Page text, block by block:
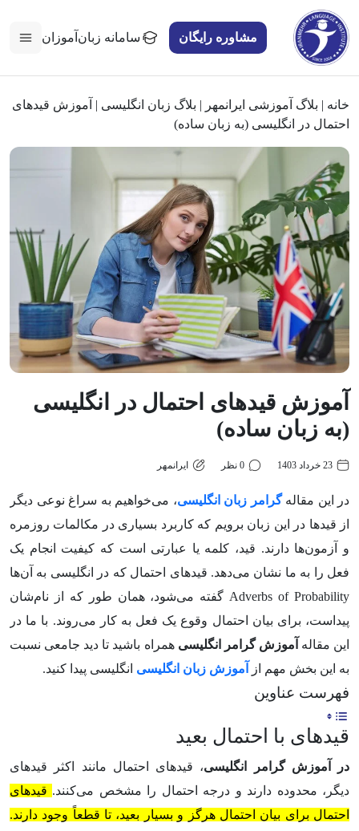
مشاوره رایگان سامانه زبان‌آموزان
خانه | بلاگ آموزشی ایرانمهر | بلاگ زبان انگلیسی | آموزش قیدهای
احتمال در انگلیسی (به زبان ساده)
آموزش قیدهای احتمال در انگلیسی
(به زبان ساده)
23 خرداد 1403 0 نظر ایرانمهر
در این مقالهگرامر زبان انگلیسی، می‌خواهیم به سراغ نوعی دیگر
از قیدها در این زبان برویم که کاربرد بسیاری در مکالمات روزمره
و آزمون‌ها دارند. قید، کلمه یا عبارتی است که کیفیت انجام یک
فعل را به ما نشان می‌دهد. قید‌های احتمال که در انگلیسی به آن‌ها
Adverbs of Probability گفته می‌شود، همان طور که از نام‌شان
پیداست، برای بیان احتمال وقوع یک فعل به کار می‌روند. با ما در
این مقاله آموزش گرامر انگلیسی همراه باشید تا دید جامعی نسبت
به این بخش مهم از
آموزش زبان انگلیسی انگلیسی پیدا کنید.
فهرست عناوین
قیدهای با احتمال بعید
در آموزش گرامر انگلیسی، قیدهای احتمال مانند اکثر قیدهای
دیگر، محدوده دارند و درجه احتمال را مشخص می‌کنند. قیدهای
احتمال برای بیان احتمال هرگز و بسیار بعید، تا قطعاً وجود دارند.